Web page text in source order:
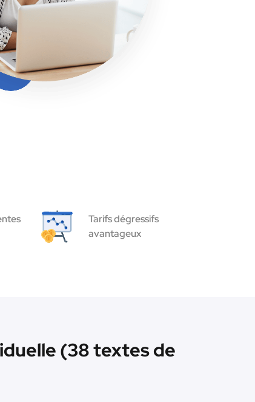
Tarifs dégressifs
avantageux
(38 textes de